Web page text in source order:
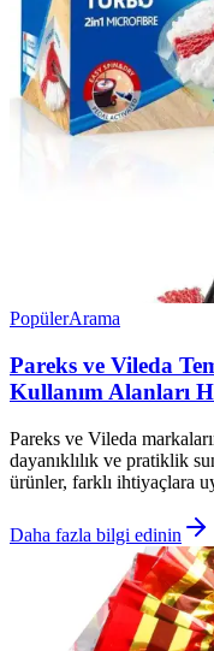
PopülerArama
Pareks ve Vileda
Kullanım Alanları
Pareks ve Vileda
dayanıklılık ve pratiklik
ürünler, farklı ihtiyaçlara
Daha fazla bilgi edinin